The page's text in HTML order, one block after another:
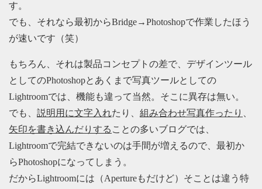
す。
でも、それなら最初からBridge→Photoshopで作業したほう
が速いです（笑）
もちろん、それは製品コンセプトの差で、デザインツール
としてのPhotoshopとあくまで写真ツールとしての
Lightroomでは、機能も違って当然。そこに異存は無い。
でも、 説明用に文字入れたり、 組み合わせ写真作ったり
矢印を書き込んだりする ことの多いブログでは、
Lightroomで完結できないのは手間が増えるので、最初か
らPhotoshopになってしまう。
だからLightroomには（Apertureもだけど）そことは違う特